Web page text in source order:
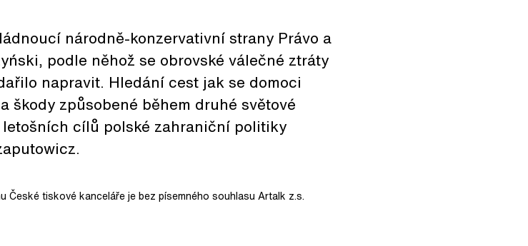
národně-konzervativní strany Právo a
podle něhož se obrovské válečné ztráty
napravit. Hledání cest jak se domoci
škody způsobené během druhé světové
cílů polské zahraniční politiky
České tiskové kanceláře je bez písemného souhlasu Artalk z.s.